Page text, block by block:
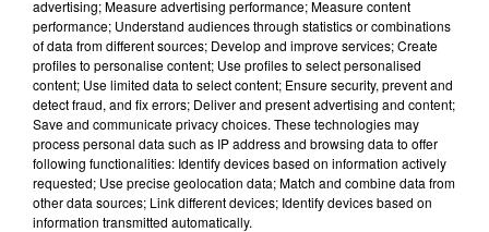
Une entreprise de Feytiat recherche un
veilleur de nuit (H/F).
Une entreprise de Feytiat recherche un veilleur de nuit (H/F).
Vous serez en charge de préparer les diverses composantes
advertising; Measure advertising performance; Measure content
performance; Understand audiences through statistics or combinations
of data from different sources; Develop and improve services; Create
profiles to personalise content; Use profiles to select personalised
content; Use limited data to select content; Ensure security, prevent and
detect fraud, and fix errors; Deliver and present advertising and content;
Save and communicate privacy choices. These technologies may
process personal data such as IP address and browsing data to offer
following functionalities: Identify devices based on information actively
requested; Use precise geolocation data; Match and combine data from
other data sources; Link different devices; Identify devices based on
information transmitted automatically.